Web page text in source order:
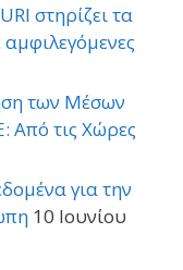
στηρίζει τα
των Μέσων
Από τις Χώρες
για την
10 Ιουνίου